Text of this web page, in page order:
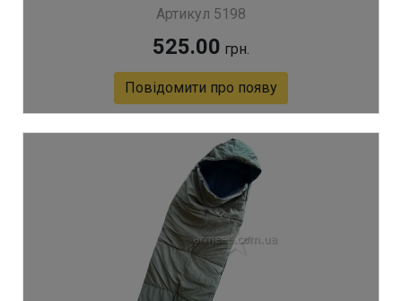
Артикул 5198
525.00 грн.
Повідомити про появу